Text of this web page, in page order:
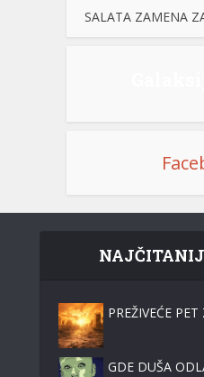
SALATA ZAMENA
PREŽIVEĆE PET
GDE DUŠA